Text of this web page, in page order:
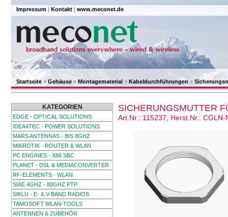
Impressum | Kontakt | www.meconet.de
Startseite»Gehäuse » Montagematerial » Kabeldurchführungen »
KATEGORIEN
EDGE - OPTICAL SOLUTIONS
IDEA4TEC - POWER SOLUTIONS
MARS ANTENNAS - BIS 8GHZ
MIKROTIK - ROUTER & WLAN
PC ENGINES - X86 SBC
PLANET - DSL & MEDIACONVERTER
RF-ELEMENTS - WLAN
SIAE 4GHZ - 80GHZ PTP
SIKLU - E- & V-BAND RADIOS
TAMOSOFT WLAN-TOOLS
ANTENNEN & ZUBEHÖR
SICHERUNGSMUTTER
Art.Nr.: 115237, Herst.Nr.: CGLN-